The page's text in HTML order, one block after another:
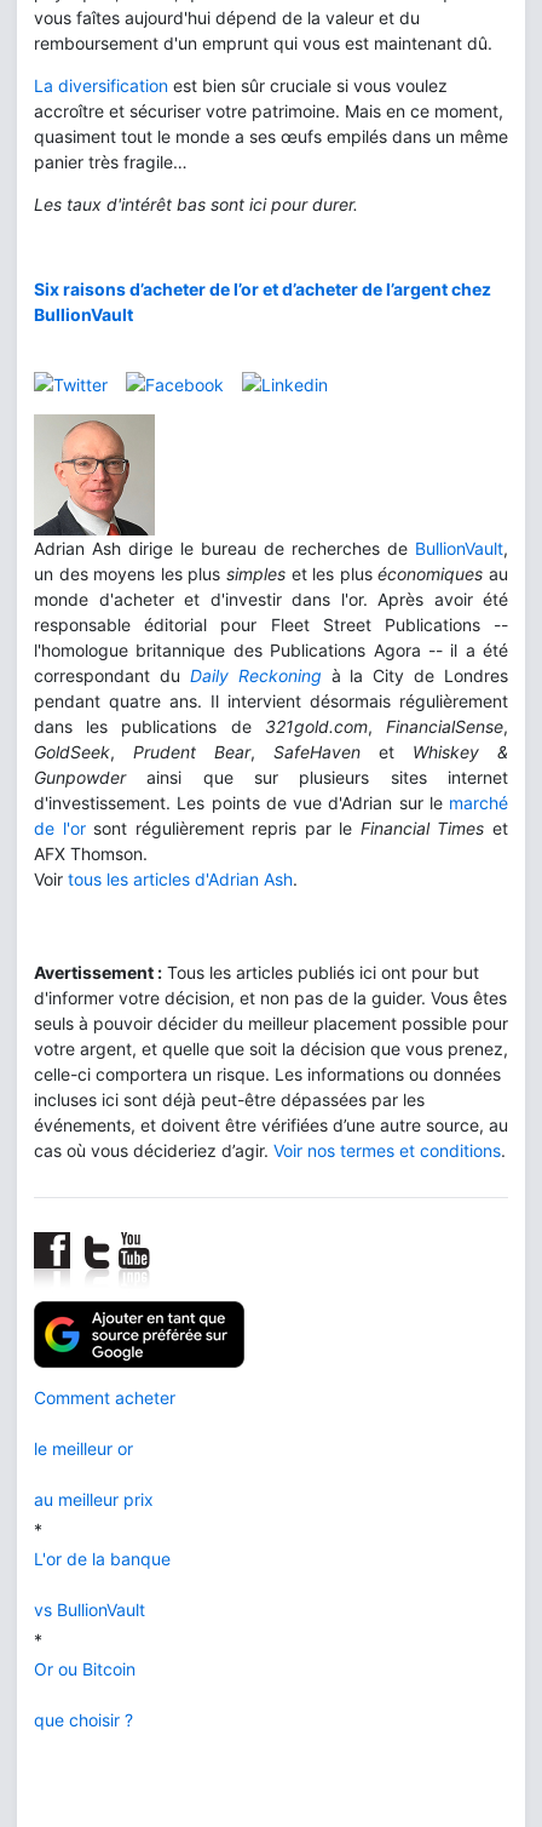
vous faîtes aujourd'hui dépend de la valeur et du
remboursement d'un emprunt qui vous est maintenant dû.
La diversification est bien sûr cruciale si vous voulez
accroître et sécuriser votre patrimoine. Mais en ce moment,
quasiment tout le monde a ses œufs empilés dans un même
panier très fragile…
Les taux d'intérêt bas sont ici pour durer.
Six raisons d’acheter de l’or et d’acheter de l’argent chez
BullionVault
Adrian Ash dirige le bureau de recherches de BullionVault,
un des moyens les plus simples et les pluséconomiquesau
monde d'acheter et d'investir dans l'or. Après avoir été
responsable éditorial pour Fleet Street Publications --
l'homologue britannique des Publications Agora -- il a été
correspondant du Daily Reckoning à la City de Londres
pendant quatre ans. Il intervient désormais régulièrement
dans les publications de 321gold.com,FinancialSense,
GoldSeek, Prudent Bear, SafeHaven et Whiskey &
Gunpowderainsi que sur plusieurs sites internet
d'investissement. Les points de vue d'Adrian sur le marché
de l'orsont régulièrement repris par le Financial Times et
AFX Thomson.
Voir tous les articles d'Adrian Ash.
Avertissement : Tous les articles publiés ici ont pour but
d'informer votre décision, et non pas de la guider. Vous êtes
seuls à pouvoir décider du meilleur placement possible pour
votre argent, et quelle que soit la décision que vous prenez,
celle-ci comportera un risque. Les informations ou données
incluses ici sont déjà peut-être dépassées par les
événements, et doivent être vérifiées d’une autre source, au
cas où vous décideriez d’agir. Voir nos termes et conditions.
Comment acheter
le meilleur or
au meilleur prix
*
L'or de la banque
vs BullionVault
*
Or ou Bitcoin
que choisir ?